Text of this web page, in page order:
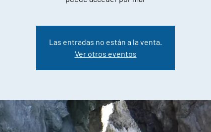
Las entradas no están a la venta.
Ver otros eventos